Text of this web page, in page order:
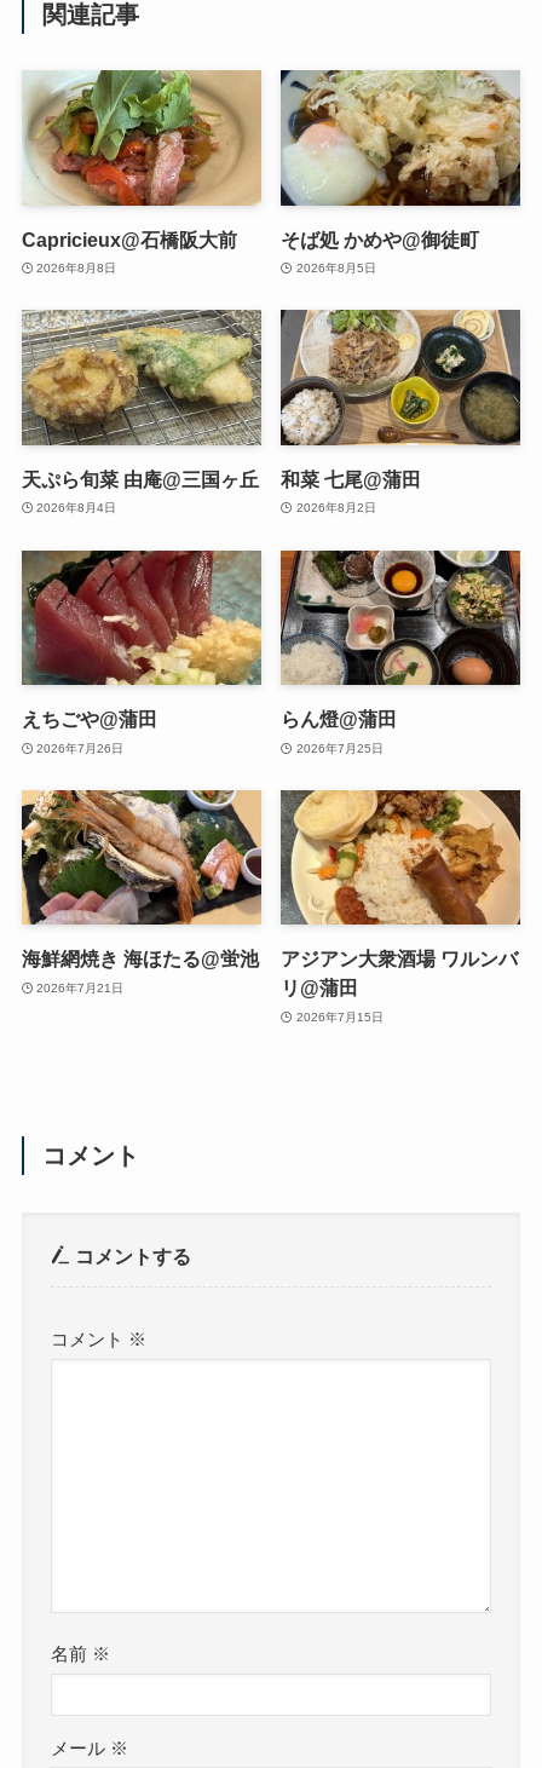
関連記事
Capricieux@石橋阪大前
2026年8月8日
そば処 かめや@御徒町
2026年8月5日
天ぷら旬菜 由庵@三国ヶ丘
2026年8月4日
和菜 七尾@蒲田
2026年8月2日
えちごや@蒲田
2026年7月26日
らん燈@蒲田
2026年7月25日
海鮮網焼き 海ほたる@蛍池
2026年7月21日
アジアン大衆酒場 ワルンバ
リ@蒲田
2026年7月15日
コメント
コメントする
コメント ※
名前 ※
メール ※